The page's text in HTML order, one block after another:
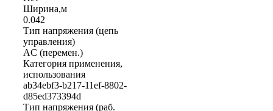
Ширина,м
0.042
Тип напряжения (цепь
управления)
AC (перемен.)
Категория применения,
использования
ab34ebf3-b217-11ef-8802-
d85ed373394d
Тип напряжения (раб.